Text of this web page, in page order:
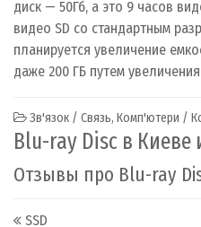
диск — 50Гб, а это 9 часов
видео SD со стандартным
планируется увеличение
даже 200 ГБ путем
Зв'язок / Связь, Комп'ютери /
Blu-ray Disc в Киеве
Отзывы про Blu-ray
Post navigation
SSD